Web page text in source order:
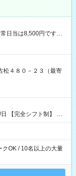
れれば10,000円の日当
資格者の場合10,000円
17,250円 (4)上記勤務
円＝17,450円 -----------
円* （実働時間5
よ
ると ”さらに”加算さ
松４８０－２３（最寄
【完全シフト制】 例
（早上がりでも
日当1.25倍！！）
クOK / 10名以上の大量